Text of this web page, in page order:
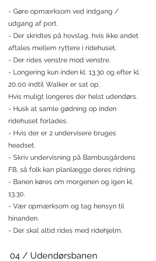
- Gøre opmærksom ved indgang /
udgang af port.
- Der skridtes på hovslag, hvis ikke andet
aftales mellem ryttere i ridehuset.
- Der rides venstre mod venstre.
- Longering kun inden kl. 13.30 og efter kl.
20.00 indtil Walker er sat op.
Hvis muligt longeres der helst udendørs.
- Husk at samle gødning op inden
ridehuset forlades.
- Hvis der er 2 undervisere bruges
headset.
- Skriv undervisning på Bambusgårdens
FB, så folk kan planlægge deres ridning.
- Banen køres om morgenen og igen kl.
13.30.
- Vær opmærksom og tag hensyn til
hinanden.
- Der skal altid rides med ridehjelm.
04 / Udendørsbanen